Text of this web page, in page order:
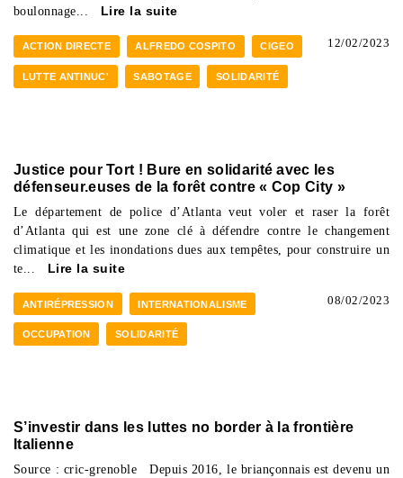
boulonnage... Lire la suite
12/02/2023
ACTION DIRECTE ALFREDO COSPITO CIGEO
LUTTE ANTINUC' SABOTAGE SOLIDARITÉ
Justice pour Tort ! Bure en solidarité avec les
défenseur.euses de la forêt contre « Cop City »
Le département de police d’Atlanta veut voler et raser la forêt
d’Atlanta qui est une zone clé à défendre contre le changement
climatique et les inondations dues aux tempêtes, pour construire un
te... Lire la suite
08/02/2023
ANTIRÉPRESSION INTERNATIONALISME
OCCUPATION SOLIDARITÉ
S’investir dans les luttes no border à la frontière
Italienne
Source : cric-grenoble Depuis 2016, le briançonnais est devenu un